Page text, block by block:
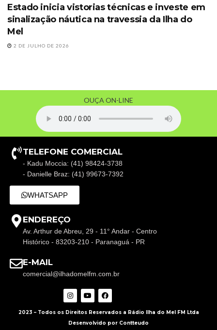
Estado inicia vistorias técnicas e investe em
sinalização náutica na travessia da Ilha do
Mel
2 DE JULHO DE 2026
OUÇA ON-LINE
TELEFONE COMERCIAL
- Kadu Moccia: (41) 98424-3738
- Danielle Braz: (41) 99673-7392
WHATSAPP
ENDEREÇO
Av. Arthur de Abreu, 29 - 11° Andar - Centro
Histórico - 83203-210 - Paranaguá - PR
E-MAIL
comercial@ilhadomelfm.com.br
2023 – Todos os Direitos Reservados a Rádio Ilha do Mel FM Ltda
Desenvolvido por Contteudo